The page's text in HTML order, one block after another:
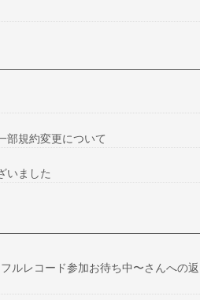
部規約変更について
いました
ルレコード参加お待ち中〜さんへの返